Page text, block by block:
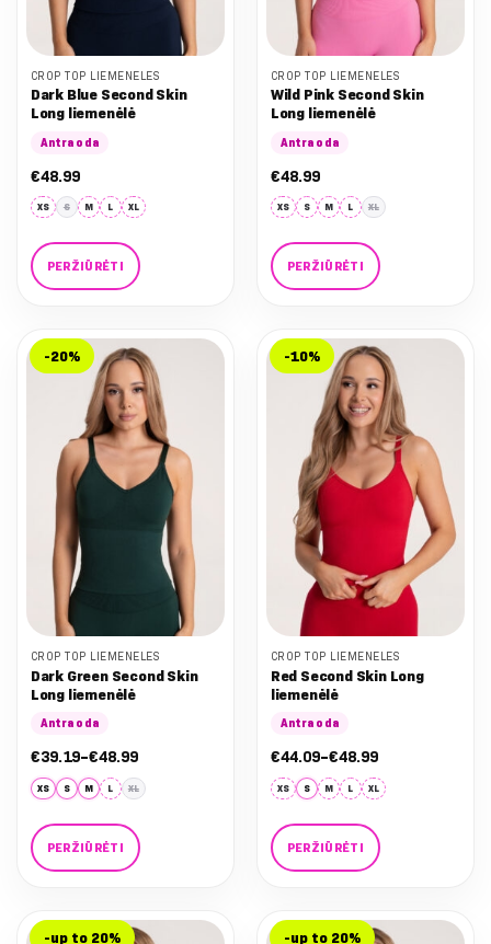
CROP TOP LIEMENĖLĖS
Dark Blue Second Skin
Long liemenėlė
Antra oda
€48.99
XS S M L XL
PERŽIŪRĖTI
has
multiple
options
chosen
product
page
CROP TOP LIEMENĖLĖS
Wild Pink Second Skin
Long liemenėlė
Antra oda
€48.99
XS S M L XL
PERŽIŪRĖTI
has
multiple
variants.
options
chosen
product
page
-20%
CROP TOP LIEMENĖLĖS
Dark Green Second Skin
Long liemenėlė
Antra oda
€39.19–€48.99
Nuo:
€39.19
iki
XS S M L XL
PERŽIŪRĖTI
has
-10%
CROP TOP LIEMENĖLĖS
Red Second Skin Long
liemenėlė
Antra oda
€44.09–€48.99
Nuo:
€44.09
iki
XS S M L XL
PERŽIŪRĖTI
has
-up to 20% -up to 20%